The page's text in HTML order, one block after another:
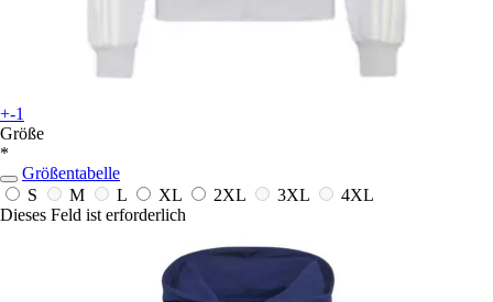
+-1
Größe
*
Größentabelle
S
M L XL 2XL 3XL
4XL
Dieses Feld ist erforderlich